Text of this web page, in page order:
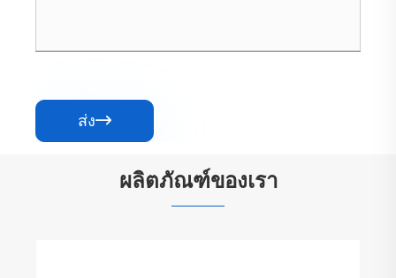
ส่ง
ผลิตภัณฑ์ของเรา